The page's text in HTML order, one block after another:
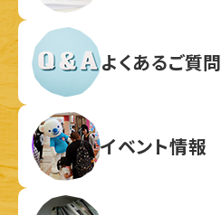
よくあるご質問
イベント情報